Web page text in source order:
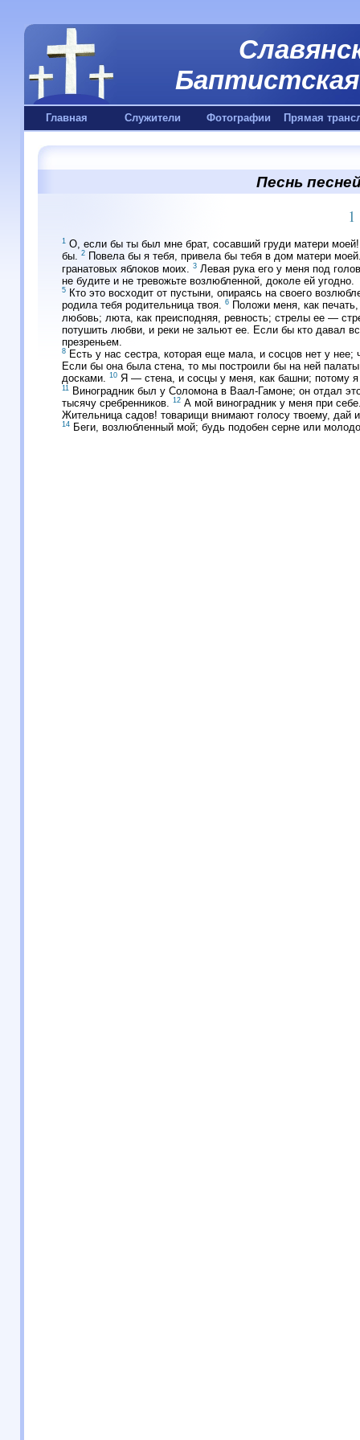
Главная Служители Фотографии Прямая
Песнь
1
1 О, если бы ты был мне брат, сосавший груди матери
бы. 2 Повела бы я тебя, привела бы тебя в дом матери
гранатовых яблоков моих.
3 Левая рука его у меня под
не будите и не тревожьте возлюбленной, доколе ей угодно.
5 Кто это восходит от пустыни, опираясь на своего
родила тебя родительница твоя. 6 Положи меня, как
любовь; люта, как преисподняя, ревность; стрелы ее —
потушить любви, и реки не зальют ее. Если бы кто давал
презреньем.
8 Есть у нас сестра, которая еще мала, и сосцов нет у
Если бы она была стена, то мы построили бы на ней
досками. 10 Я — стена, и сосцы у меня, как башни; потому я
11
Виноградник был у Соломона в Ваал-Гамоне; он отдал
тысячу сребренников. 12 А мой виноградник у меня при
Жительница садов! товарищи внимают голосу твоему, дай
14 Беги, возлюбленный мой; будь подобен серне или